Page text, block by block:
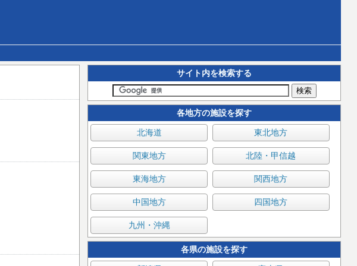
サイト内を検索する
各地方の施設を探す
北海道 東北地方
関東地方 北陸・甲信越
東海地方 関西地方
中国地方 四国地方
九州・沖縄
各県の施設を探す